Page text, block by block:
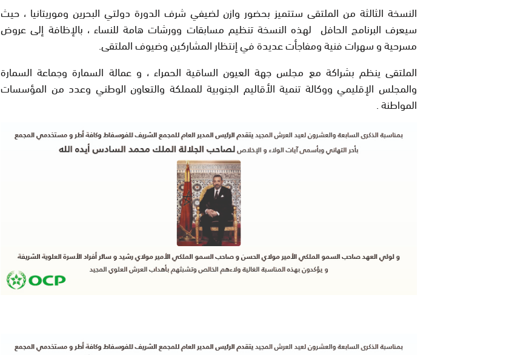
النسخة الثالثة من الملتقى ستتميز بحضور وازن لضيفي شرف الدورة دولتي البحرين وموريتانيا ، حيث
سيعرف البرنامج الحافل لهذه النسخة تنظيم مسابقات وورشات هامة للنساء ، بالإظافة إلى عروض
مسرحية و سهرات فنية ومفاجأت عديدة في إنتظار المشاركين وضيوف الملتقى.
الملتقى ينظم بشراكة مع مجلس جهة العيون الساقية الحمراء ، و عمالة السمارة وجماعة السمارة
والمجلس الإقليمي ووكالة تنمية الأقاليم الجنوبية للمملكة والتعاون الوطني وعدد من المؤسسات
المواطنة .